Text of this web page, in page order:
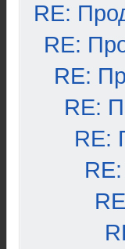
RE:
RE:
RE:
RE:
RE: